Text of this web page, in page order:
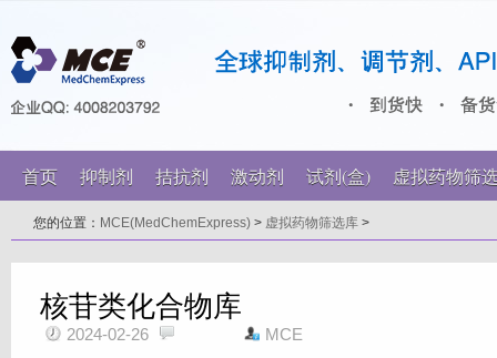
首页 抑制剂 拮抗剂 激动剂 试剂(盒) 虚拟药物筛
您的位置： MCE(MedChemExpress) > 虚拟药物筛选库 >
核苷类化合物库
2024-02-26 MCE